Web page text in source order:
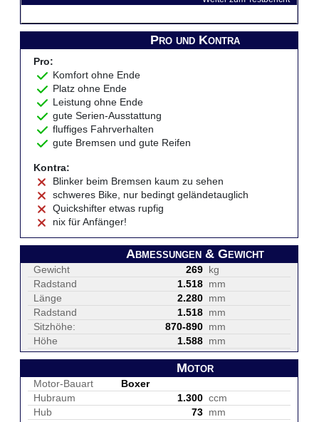
Pro und Kontra
Pro:
Komfort ohne Ende
Platz ohne Ende
Leistung ohne Ende
gute Serien-Ausstattung
fluffiges Fahrverhalten
gute Bremsen und gute Reifen
Kontra:
Blinker beim Bremsen kaum zu sehen
schweres Bike, nur bedingt geländetauglich
Quickshifter etwas rupfig
nix für Anfänger!
Abmessungen & Gewicht
Gewicht 269 kg
Radstand
1.518 mm
Länge
2.280 mm
Radstand
1.518 mm
Sitzhöhe:
870-890 mm
Höhe
1.588 mm
Motor
Motor-Bauart
Boxer
Hubraum
1.300 ccm
Hub
73 mm